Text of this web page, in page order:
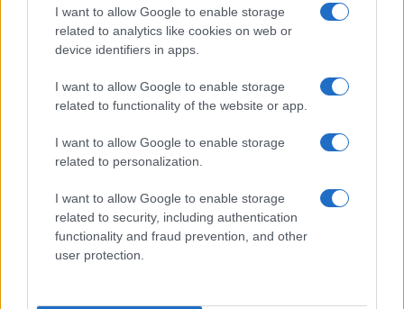
I want to allow Google to enable storage
related to analytics like cookies on web or
device identifiers in apps.
I want to allow Google to enable storage
related to functionality of the website or app.
I want to allow Google to enable storage
related to personalization.
I want to allow Google to enable storage
related to security, including authentication
functionality and fraud prevention, and other
user protection.
Eureka Bridged PAX Gold (Terra
(JDB)
kpk ETH Prime
(KPK ETH PRIME)
$2,034.90
SyBTC